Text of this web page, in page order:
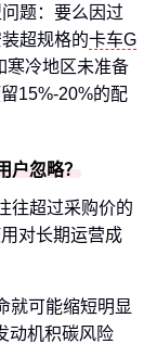
题：要么因过
超规格的卡车G
寒冷地区未准备
15%-20%的配
户忽略？
往超过采购价的
对长期运营成
就可能缩短明显
动机积碳风险